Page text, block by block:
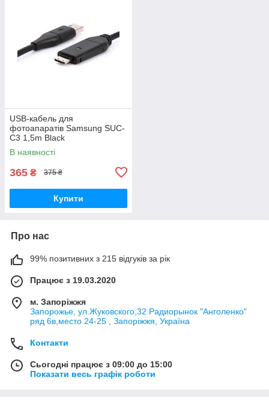
USB-кабель для
фотоапаратів Samsung SUC-
C3 1,5m Black
В наявності
365 ₴ 375 ₴
Купити
Про нас
99% позитивних з 215 відгуків за рік
Працює з 19.03.2020
м. Запоріжжя
Запорожье, ул.Жуковского,32 Радиорынок "Анголенко"
ряд 6в,место 24-25 , Запоріжжя, Україна
Контакти
Сьогодні працює з 09:00 до 15:00
Показати весь графік роботи